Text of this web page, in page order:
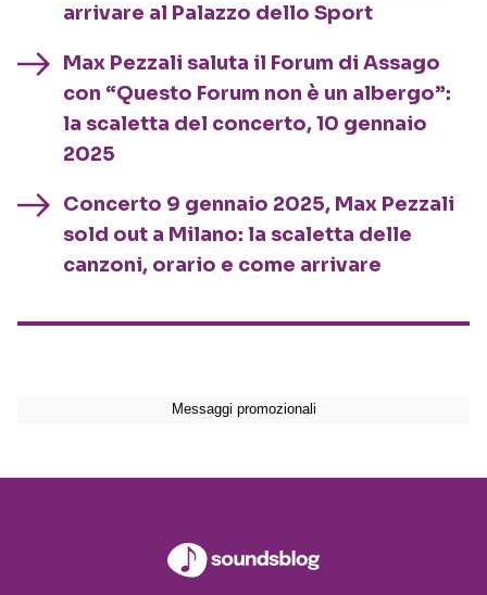
arrivare al Palazzo dello Sport
Max Pezzali saluta il Forum di Assago
con “Questo Forum non è un albergo”:
la scaletta del concerto, 10 gennaio
2025
Concerto 9 gennaio 2025, Max Pezzali
sold out a Milano: la scaletta delle
canzoni, orario e come arrivare